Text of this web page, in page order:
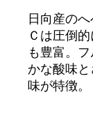
日向産の
Ｃは圧倒
も豊富。
かな酸味
味が特徴。